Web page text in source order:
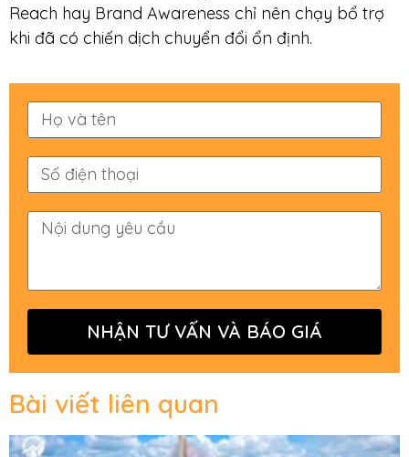
Reach hay Brand Awareness chỉ nên chạy bổ trợ
khi đã có chiến dịch chuyển đổi ổn định.
NHẬN TƯ VẤN VÀ BÁO GIÁ
Bài viết liên quan